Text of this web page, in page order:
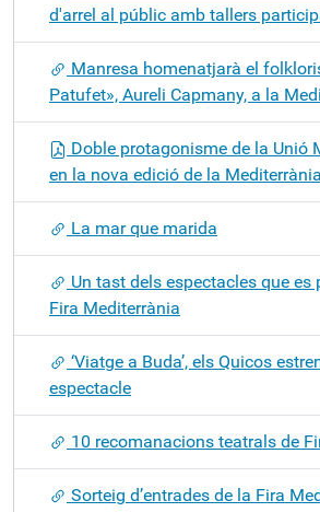
d'arrel al públic amb tallers
Manresa homenatjarà el
Patufet», Aureli Capmany, a la
Doble protagonisme de la Unió
en la nova edició de la Mediterrània
La mar que marida
Un tast dels espectacles que es
Fira Mediterrània
‘Viatge a Buda’, els Quicos
espectacle
10 recomanacions teatrals de
Sorteig d’entrades de la Fira